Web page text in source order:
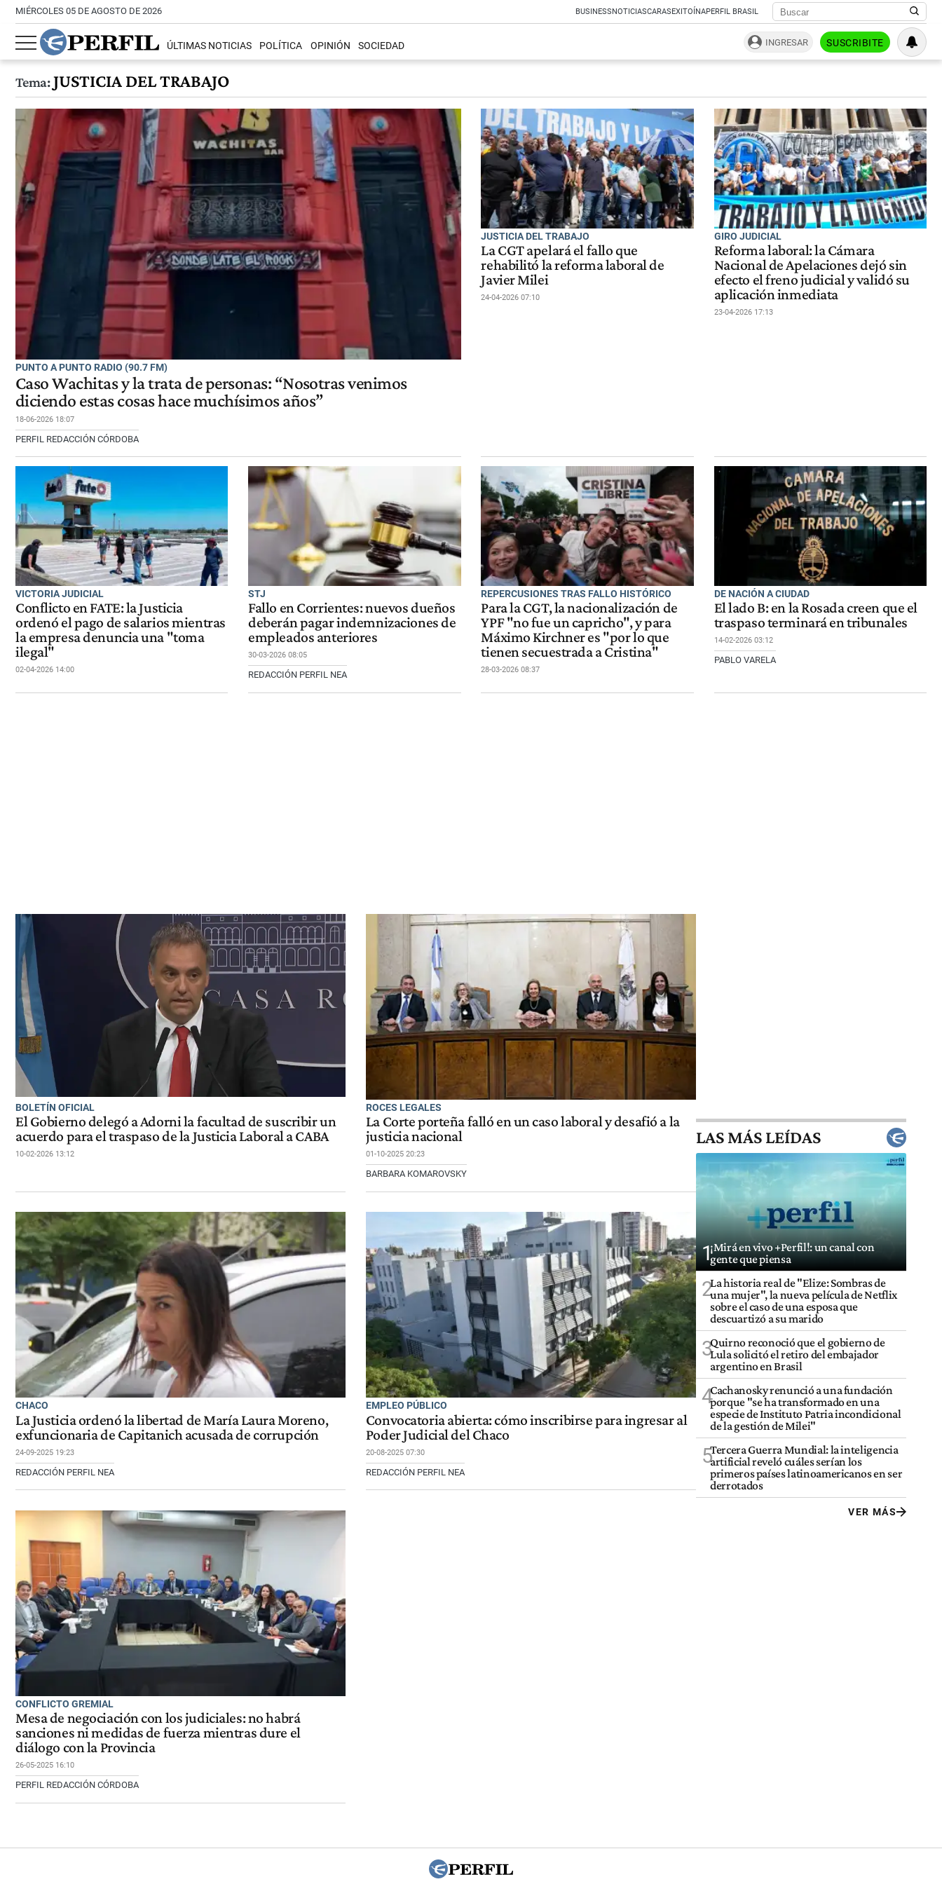
MIÉRCOLES 05 DE AGOSTO DE 2026 BUSINESSNOTICIASCARASEXITOÍNAPERFIL BRASIL
ÚLTIMAS NOTICIAS POLÍTICA OPINIÓN SOCIEDAD INGRESAR SUSCRIBITE
Tema:JUSTICIA DEL TRABAJO
PUNTO A PUNTO RADIO (90.7 FM)
Caso Wachitas y la trata de personas: “Nosotras venimos
diciendo estas cosas hace muchísimos años”
18-06-2026 18:07
PERFIL REDACCIÓN CÓRDOBA
JUSTICIA DEL TRABAJO
La CGT apelará el fallo que
rehabilitó la reforma laboral de
Javier Milei
24-04-2026 07:10
GIRO JUDICIAL
Reforma laboral: la Cámara
Nacional de Apelaciones dejó sin
efecto el freno judicial y validó su
aplicación inmediata
23-04-2026 17:13
VICTORIA JUDICIAL
Conflicto en FATE: la Justicia
ordenó el pago de salarios mientras
la empresa denuncia una "toma
ilegal"
02-04-2026 14:00
STJ
Fallo en Corrientes: nuevos dueños
deberán pagar indemnizaciones de
empleados anteriores
30-03-2026 08:05
REDACCIÓN PERFIL NEA
REPERCUSIONES TRAS FALLO HISTÓRICO
Para la CGT, la nacionalización de
YPF "no fue un capricho", y para
Máximo Kirchner es "por lo que
tienen secuestrada a Cristina"
28-03-2026 08:37
DE NACIÓN A CIUDAD
El lado B: en la Rosada creen que el
traspaso terminará en tribunales
14-02-2026 03:12
PABLO VARELA
BOLETÍN OFICIAL
El Gobierno delegó a Adorni la facultad de suscribir un
acuerdo para el traspaso de la Justicia Laboral a CABA
10-02-2026 13:12
ROCES LEGALES
La Corte porteña falló en un caso laboral y desafió a la
justicia nacional
01-10-2025 20:23
BARBARA KOMAROVSKY
CHACO
La Justicia ordenó la libertad de María Laura Moreno,
exfuncionaria de Capitanich acusada de corrupción
24-09-2025 19:23
REDACCIÓN PERFIL NEA
EMPLEO PÚBLICO
Convocatoria abierta: cómo inscribirse para ingresar al
Poder Judicial del Chaco
20-08-2025 07:30
REDACCIÓN PERFIL NEA
CONFLICTO GREMIAL
Mesa de negociación con los judiciales: no habrá
sanciones ni medidas de fuerza mientras dure el
diálogo con la Provincia
26-05-2025 16:10
PERFIL REDACCIÓN CÓRDOBA
LAS MÁS LEÍDAS
1¡Mirá en vivo +Perfil!: un canal con
gente que piensa
2La historia real de "Elize: Sombras de
una mujer", la nueva película de Netflix
sobre el caso de una esposa que
descuartizó a su marido
3Quirno reconoció que el gobierno de
Lula solicitó el retiro del embajador
argentino en Brasil
4Cachanosky renunció a una fundación
porque "se ha transformado en una
especie de Instituto Patria incondicional
de la gestión de Milei"
5Tercera Guerra Mundial: la inteligencia
artificial reveló cuáles serían los
primeros países latinoamericanos en ser
derrotados
VER MÁS